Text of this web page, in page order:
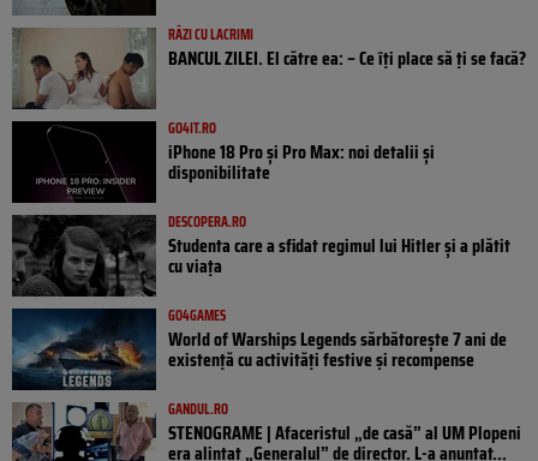
RÂZI CU LACRIMI
BANCUL ZILEI. El către ea: – Ce îți place să ți se facă?
GO4IT.RO
iPhone 18 Pro și Pro Max: noi detalii și
disponibilitate
DESCOPERA.RO
Studenta care a sfidat regimul lui Hitler și a plătit
cu viața
GO4GAMES
World of Warships Legends sărbătorește 7 ani de
existență cu activități festive și recompense
GANDUL.RO
STENOGRAME | Afaceristul „de casă” al UM Plopeni
era alintat „Generalul” de director. L-a anunțat...